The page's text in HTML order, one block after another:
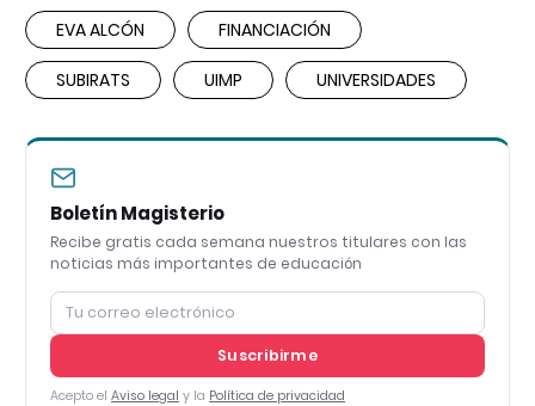
EVA ALCÓN FINANCIACIÓN
SUBIRATS UIMP UNIVERSIDADES
Boletín Magisterio
Recibe gratis cada semana nuestros titulares con las
noticias más importantes de educación
Suscribirme
Acepto el Aviso legal y la Política de privacidad